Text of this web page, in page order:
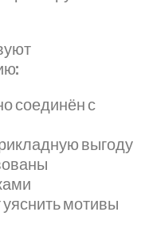
соединён с
выгоду
мотивы